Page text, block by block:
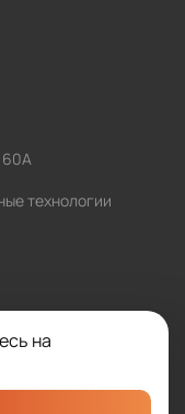
на
60А
технологии